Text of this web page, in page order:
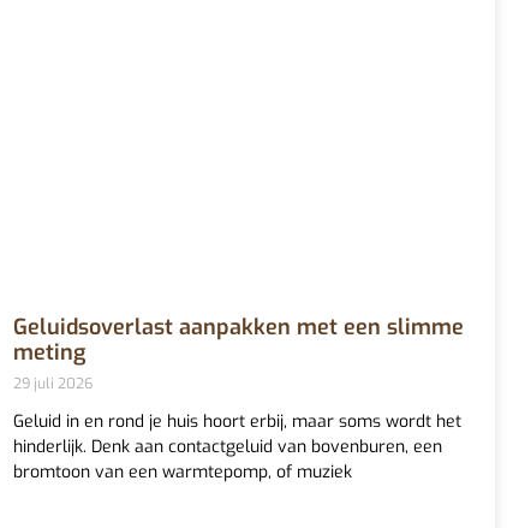
Geluidsoverlast aanpakken met een slimme
meting
29 juli 2026
Geluid in en rond je huis hoort erbij, maar soms wordt het
hinderlijk. Denk aan contactgeluid van bovenburen, een
bromtoon van een warmtepomp, of muziek